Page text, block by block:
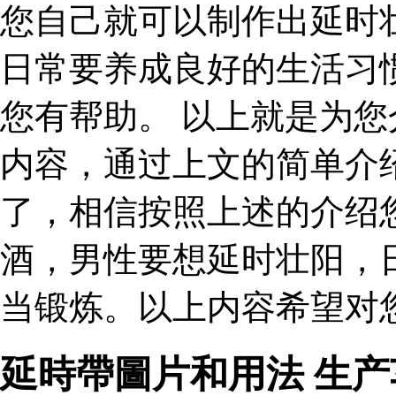
您自己就可以制作出延时
日常要养成良好的生活
您有帮助。 以上就是为
内容，通过上文的简单
了，相信按照上述的介
酒，男性要想延时壮阳，
当锻炼。以上内容希望对
延時帶圖片和用法 生